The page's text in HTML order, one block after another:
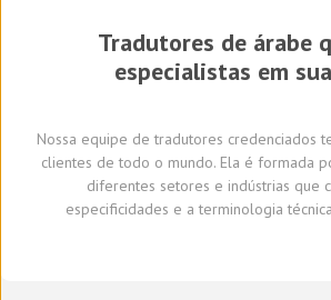
Tradutores de árabe
especialistas em
Nossa equipe de tradutores credenciados
clientes de todo o mundo. Ela é formada
diferentes setores e indústrias que
especificidades e aterminologia